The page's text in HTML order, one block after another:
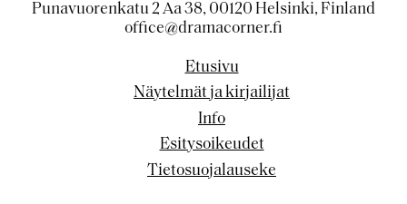
Punavuorenkatu 2 Aa 38, 00120 Helsinki, Finland
office@dramacorner.fi
Etusivu
Näytelmät ja kirjailijat
Info
Esitysoikeudet
Tietosuojalauseke